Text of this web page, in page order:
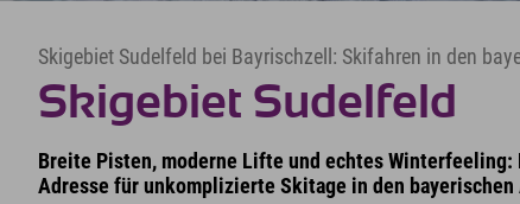
Skigebiet Sudelfeld bei Bayrischzell: Skifahren in den
Skigebiet Sudelfeld
Breite Pisten, moderne Lifte und echtes
Adresse für unkomplizierte Skitage in den bayerischen